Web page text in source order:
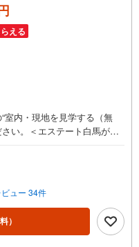
える
室内・現地を見学する（無
い。＜エステート白馬が選
ャルプランナーと無料相談
保険や学費等も含めてシミ
2.物件情報が豊富所沢市を
しております。インターネ
揃えております。お客様のご
い。3.自社グループでリフ
ュー 34件
）